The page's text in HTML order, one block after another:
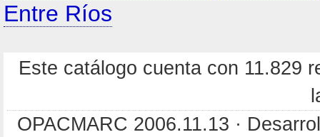
Entre Ríos
Este catálogo cuenta con 11.829
OPACMARC 2006.11.13 ·